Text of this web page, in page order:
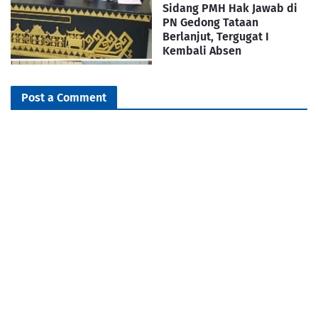
Sidang PMH Hak Jawab di
PN Gedong Tataan
Berlanjut, Tergugat I
Kembali Absen
Post a Comment